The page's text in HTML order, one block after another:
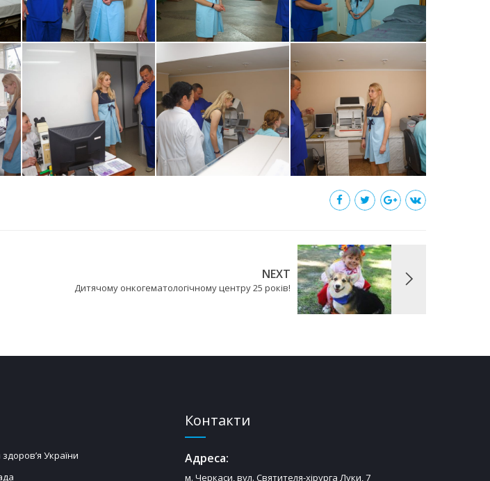
NEXT
Дитячому онкогематологічному центру 25 років!
України
Контакти
Адреса:
м. Черкаси, вул. Святителя-хірурга Луки, 7